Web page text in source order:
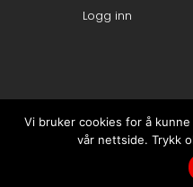
Logg inn
Vi bruker cookies for å
vår nettside. Trykk